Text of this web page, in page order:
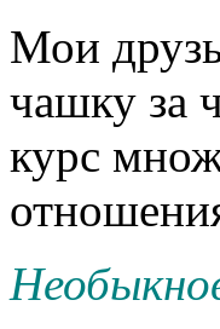
Мои
чашку за
курс